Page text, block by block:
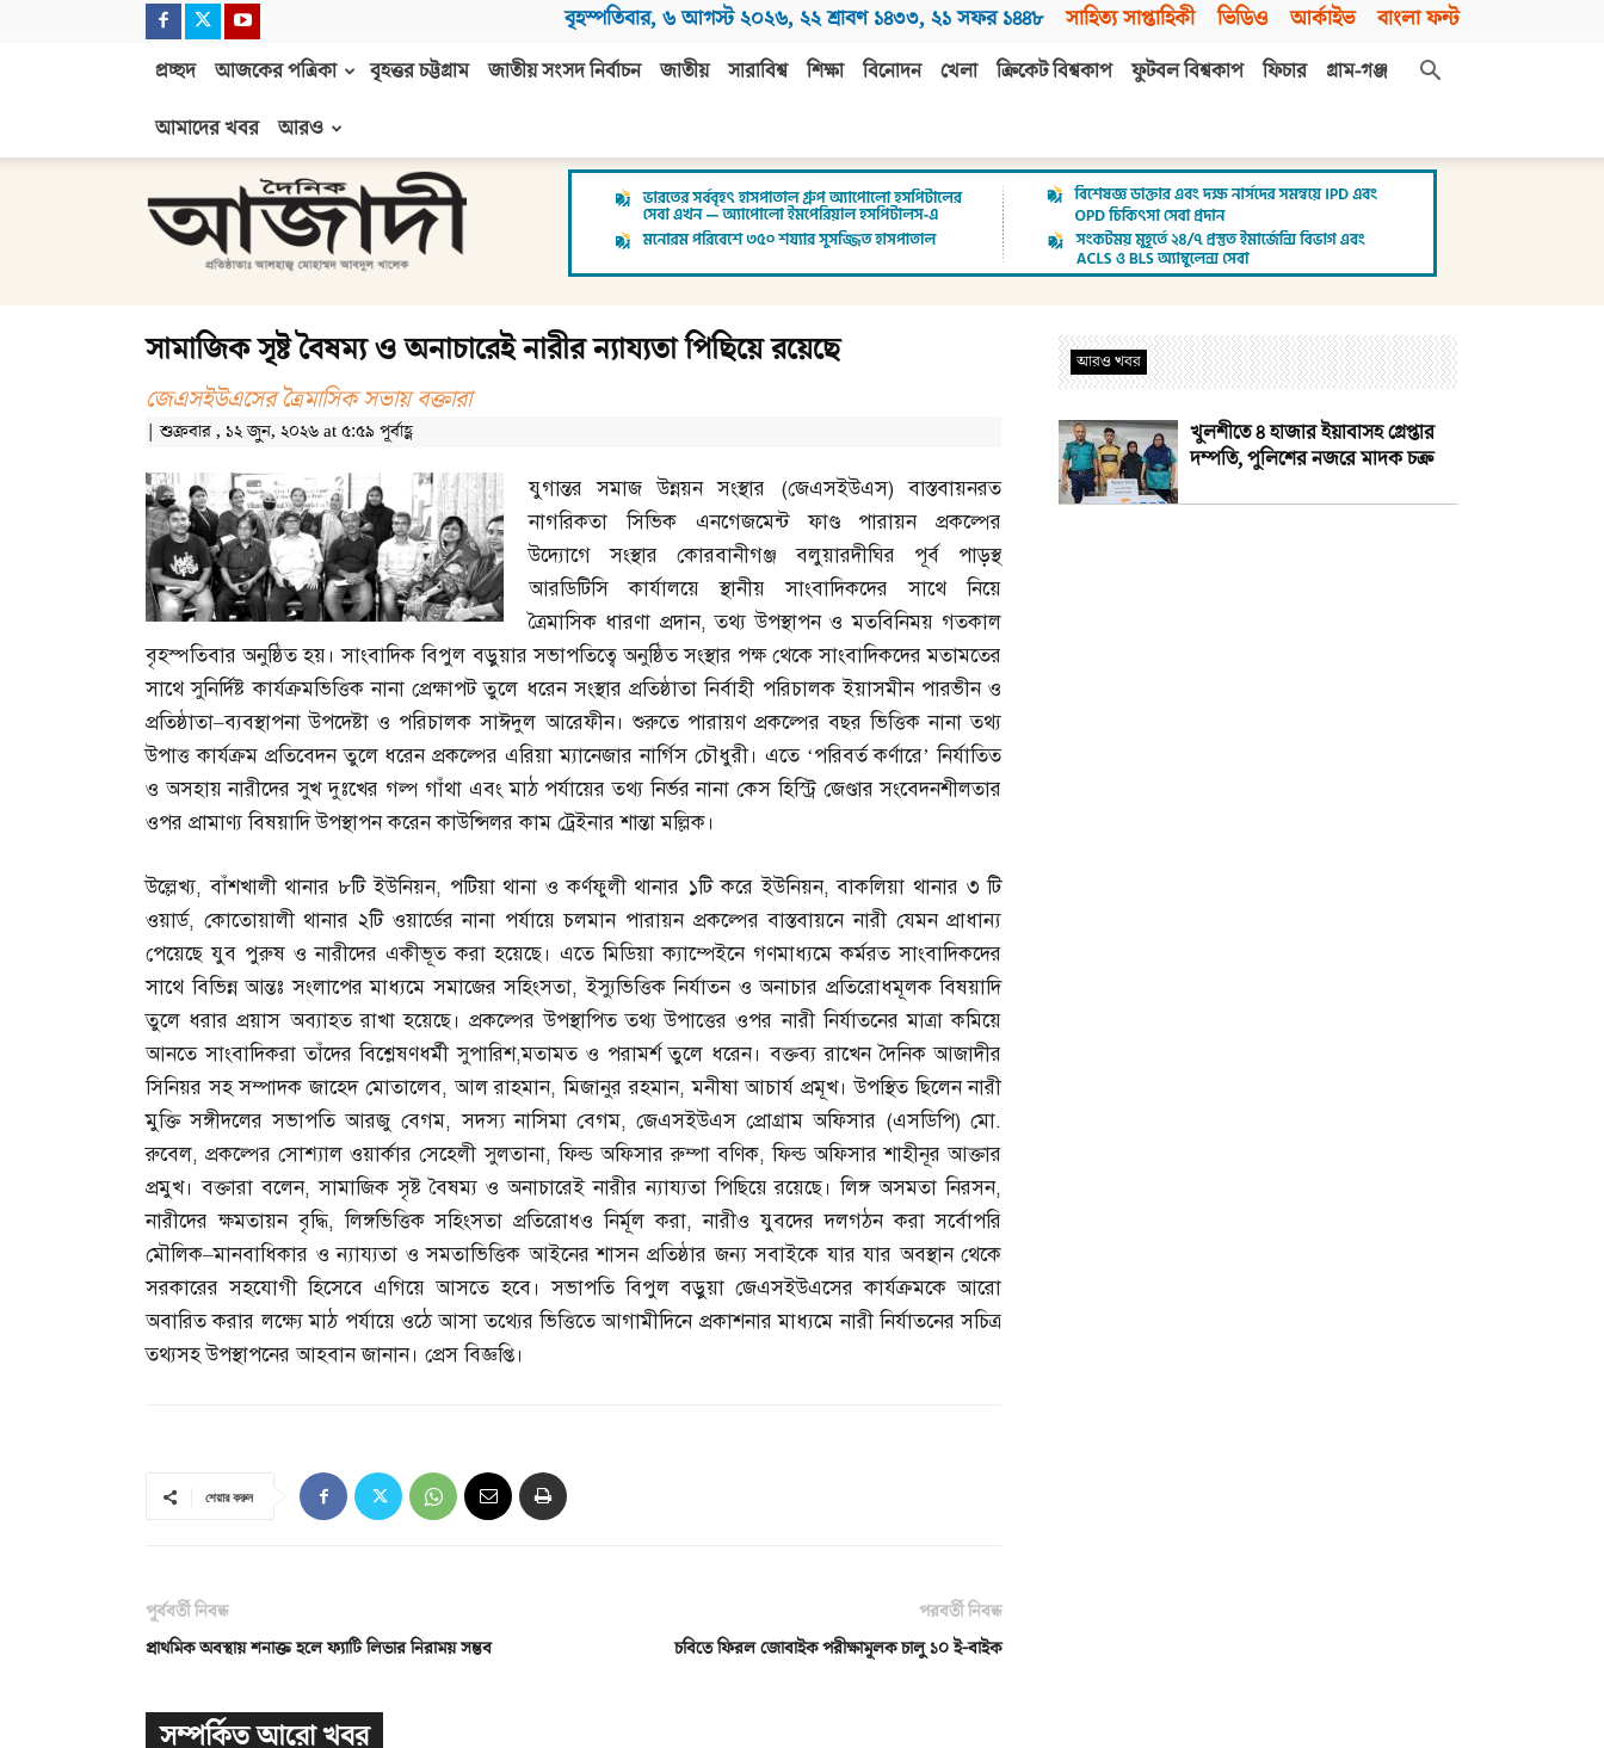
বৃহস্পতিবার, ৬ আগস্ট ২০২৬, ২২ শ্রাবণ ১৪৩৩, ২১ সফর ১৪৪৮ সাহিত্য সাপ্তাহিকী ভিডিও আর্কাইভ বাংলা ফন্ট
প্রচ্ছদ আজকের পত্রিকা বৃহত্তর চট্টগ্রাম জাতীয় সংসদ নির্বাচন জাতীয় সারাবিশ্ব শিক্ষা বিনোদন খেলা ক্রিকেট বিশ্বকাপ ফুটবল বিশ্বকাপ ফিচার
গ্রাম-গঞ্জ
আমাদের খবর
আরও
আজাদী
সামাজিক সৃষ্ট বৈষম্য ও অনাচারেই নারীর ন্যায্যতা পিছিয়ে রয়েছে
জেএসইউএসের ত্রৈমাসিক সভায় বক্তারা
| শুক্রবার , ১২ জুন, ২০২৬ at ৫:৫৯ পূর্বাহ্ণ
যুগান্তর সমাজ উন্নয়ন সংস্থার (জেএসইউএস)বাস্তবায়নরত
নাগরিকতা সিভিক এনগেজমেন্ট ফাণ্ড পারায়ন প্রকল্পের
উদ্যোগে সংস্থার কোরবানীগঞ্জ বলুয়ারদীঘির পূর্ব পাড়স্থ
আরডিটিসি কার্যালয়ে স্থানীয় সাংবাদিকদের সাথে নিয়ে
ত্রৈমাসিক ধারণা প্রদান,তথ্য উপস্থাপন ও মতবিনিময় গতকাল
বৃহস্পতিবার অনুষ্ঠিত হয়। সাংবাদিক বিপুল বড়ুয়ার সভাপতিত্বে অনুষ্ঠিত সংস্থার পক্ষ থেকে সাংবাদিকদের মতামতের
সাথে সুনির্দিষ্ট কার্যক্রমভিত্তিক নানা প্রেক্ষাপট তুলে ধরেন সংস্থার প্রতিষ্ঠাতা নির্বাহী পরিচালক ইয়াসমীন পারভীন ও
প্রতিষ্ঠাতা–ব্যবস্থাপনা উপদেষ্টা ও পরিচালক সাঈদুল আরেফীন। শুরুতে পারায়ণ প্রকল্পের বছর ভিত্তিক নানা তথ্য
উপাত্ত কার্যক্রম প্রতিবেদন তুলে ধরেন প্রকল্পের এরিয়া ম্যানেজার নার্গিস চৌধুরী। এতে ‘পরিবর্ত কর্ণারে’ নির্যাতিত
ও অসহায় নারীদের সুখ দুঃখের গল্প গাঁথা এবং মাঠ পর্যায়ের তথ্য নির্ভর নানা কেস হিস্ট্রি জেণ্ডার সংবেদনশীলতার
ওপর প্রামাণ্য বিষয়াদি উপস্থাপন করেন কাউন্সিলর কাম ট্রেইনার শান্তা মল্লিক।
উল্লেখ্য,বাঁশখালী থানার ৮টি ইউনিয়ন, পটিয়া থানা ও কর্ণফুলী থানার ১টি করে ইউনিয়ন,বাকলিয়া থানার ৩ টি
ওয়ার্ড, কোতোয়ালী থানার ২টি ওয়ার্ডের নানা পর্যায়ে চলমান পারায়ন প্রকল্পের বাস্তবায়নে নারী যেমন প্রাধান্য
পেয়েছে যুব পুরুষ ও নারীদের একীভূত করা হয়েছে। এতে মিডিয়া ক্যাম্পেইনে গণমাধ্যমে কর্মরত সাংবাদিকদের
সাথে বিভিন্ন আন্তঃ সংলাপের মাধ্যমে সমাজের সহিংসতা,ইস্যুভিত্তিক নির্যাতন ও অনাচার প্রতিরোধমূলক বিষয়াদি
তুলে ধরার প্রয়াস অব্যাহত রাখা হয়েছে। প্রকল্পের উপস্থাপিত তথ্য উপাত্তের ওপর নারী নির্যাতনের মাত্রা কমিয়ে
আনতে সাংবাদিকরা তাঁদের বিশ্লেষণধর্মী সুপারিশ,মতামত ও পরামর্শ তুলে ধরেন। বক্তব্য রাখেন দৈনিক আজাদীর
সিনিয়র সহ সম্পাদক জাহেদ মোতালেব,আল রাহমান,মিজানুর রহমান,মনীষা আচার্য প্রমূখ। উপস্থিত ছিলেন নারী
মুক্তি সঙ্গীদলের সভাপতি আরজু বেগম,সদস্য নাসিমা বেগম, জেএসইউএস প্রোগ্রাম অফিসার (এসডিপি)মো.
রুবেল,প্রকল্পের সোশ্যাল ওয়ার্কার সেহেলী সুলতানা,ফিল্ড অফিসার রুম্পা বণিক,ফিল্ড অফিসার শাহীনূর আক্তার
প্রমুখ। বক্তারা বলেন,সামাজিক সৃষ্ট বৈষম্য ও অনাচারেই নারীর ন্যায্যতা পিছিয়ে রয়েছে। লিঙ্গ অসমতা নিরসন,
নারীদের ক্ষমতায়ন বৃদ্ধি,লিঙ্গভিত্তিক সহিংসতা প্রতিরোধও নির্মূল করা,নারীও যুবদের দলগঠন করা সর্বোপরি
মৌলিক–মানবাধিকার ও ন্যায্যতা ও সমতাভিত্তিক আইনের শাসন প্রতিষ্ঠার জন্য সবাইকে যার যার অবস্থান থেকে
সরকারের সহযোগী হিসেবে এগিয়ে আসতে হবে। সভাপতি বিপুল বড়ুয়া জেএসইউএসের কার্যক্রমকে আরো
অবারিত করার লক্ষ্যে মাঠ পর্যায়ে ওঠে আসা তথ্যের ভিত্তিতে আগামীদিনে প্রকাশনার মাধ্যমে নারী নির্যাতনের সচিত্র
তথ্যসহ উপস্থাপনের আহবান জানান। প্রেস বিজ্ঞপ্তি।
শেয়ার করুন
পূর্ববর্তী নিবন্ধ
প্রাথমিক অবস্থায় শনাক্ত হলে ফ্যাটি লিভার নিরাময় সম্ভব
পরবর্তী নিবন্ধ
চবিতে ফিরল জোবাইক পরীক্ষামূলক চালু ১০ ই-বাইক
সম্পর্কিত আরো খবর
আরও খবর
খুলশীতে ৪ হাজার ইয়াবাসহ গ্রেপ্তার
দম্পতি, পুলিশের নজরে মাদক চক্র